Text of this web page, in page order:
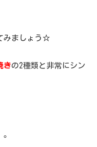
みましょう☆
きの2種類と非常にシン
。